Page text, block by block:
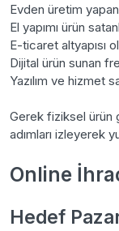
Evden üretim
El yapımı ürün
E-ticaret altyapısı
Dijital ürün sunan
Yazılım ve hizmet
Gerek fiziksel ürün
adımları izleyerek
Online
Hedef